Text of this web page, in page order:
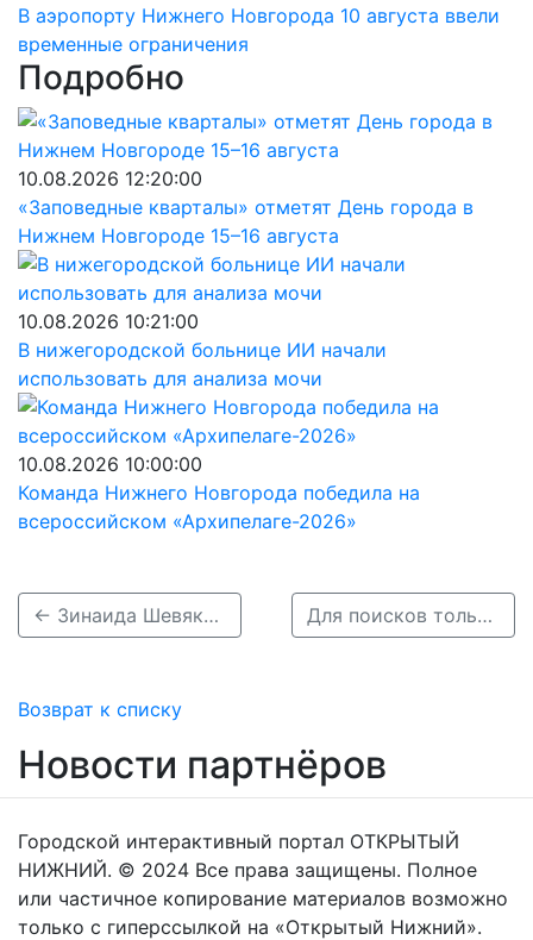
В аэропорту Нижнего Новгорода 10 августа ввели
временные ограничения
Подробно
10.08.2026 12:20:00
«Заповедные кварталы» отметят День города в
Нижнем Новгороде 15–16 августа
10.08.2026 10:21:00
В нижегородской больнице ИИ начали
использовать для анализа мочи
10.08.2026 10:00:00
Команда Нижнего Новгорода победила на
всероссийском «Архипелаге-2026»
← Зинаида Шевякова пропала в Дзержинске 2 сентября Для поисков только перенесшего инсульт нижегородца требуются волонтеры →
Возврат к списку
Новости партнёров
Городской интерактивный портал ОТКРЫТЫЙ
НИЖНИЙ. © 2024 Все права защищены. Полное
или частичное копирование материалов возможно
только с гиперссылкой на «Открытый Нижний».